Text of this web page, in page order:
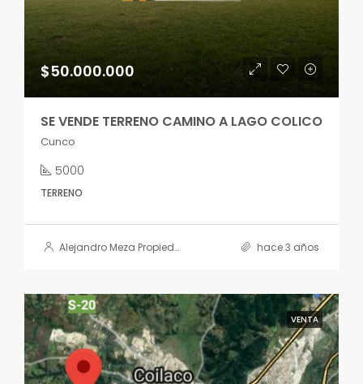
$50.000.000
SE VENDE TERRENO CAMINO A LAGO COLICO
Cunco
5000
TERRENO
Alejandro Meza Propiedades hace 3 años
VENTA